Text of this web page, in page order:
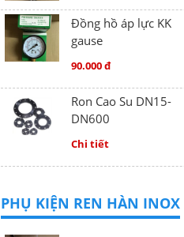
Đồng hồ áp lực KK
gause
90.000 đ
Ron Cao Su DN15-
DN600
Chi tiết
PHỤ KIỆN REN HÀN INOX